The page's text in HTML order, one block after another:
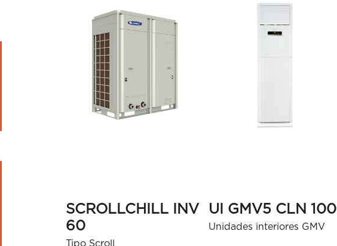
SCROLLCHILL INV
60
Tipo Scroll
UI GMV5 CLN 100
Unidades interiores GMV